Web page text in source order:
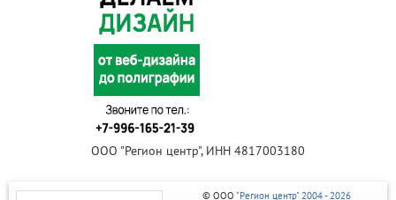
ООО "Регион центр", ИНН 4817003180
© ООО "Регион центр" 2004 - 2026